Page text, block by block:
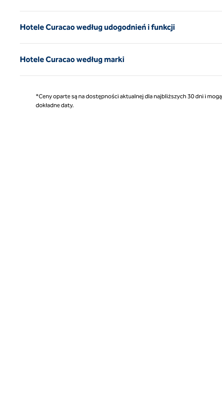
Hotele Curacao według udogodnień i funkcji
Hotele Curacao według marki
*Ceny oparte są na dostępności aktualnej dla najbliższych 30 dni i
dokładne daty.